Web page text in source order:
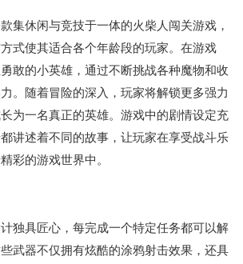
集休闲与竞技于一体的火柴人闯关游戏，
式使其适合各个年龄段的玩家。在游戏
敢的小英雄，通过不断挑战各种魔物和收
。随着冒险的深入，玩家将解锁更多强力
为一名真正的英雄。游戏中的剧情设定充
讲述着不同的故事，让玩家在享受战斗乐
彩的游戏世界中。
独具匠心，每完成一个特定任务都可以解
武器不仅拥有炫酷的涂鸦射击效果，还具